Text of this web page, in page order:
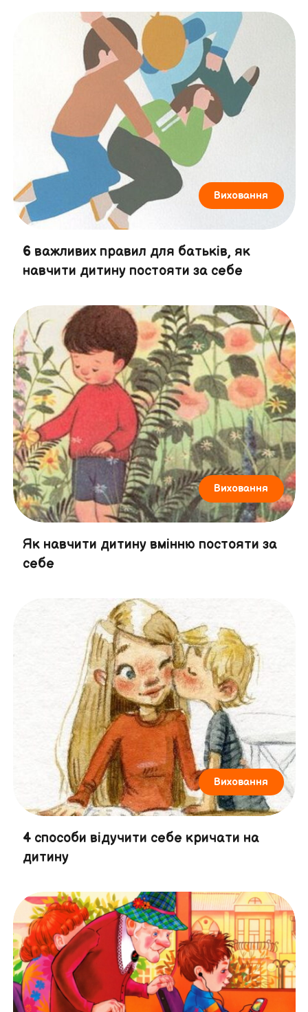
Виховання
6 важливих правил для батьків, як
навчити дитину постояти за себе
Виховання
Як навчити дитину вмінню постояти за
себе
Виховання
4 способи відучити себе кричати на
дитину